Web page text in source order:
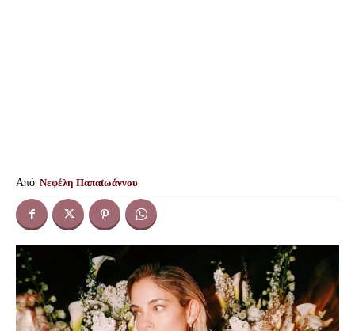
Από: Νεφέλη Παπαϊωάννου